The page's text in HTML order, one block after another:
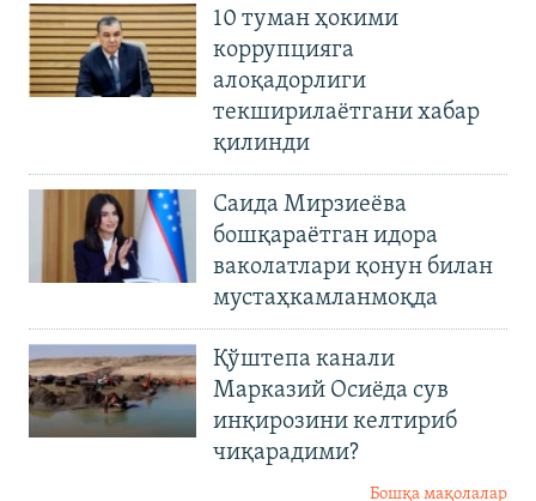
10 туман ҳокими
коррупцияга
алоқадорлиги
текширилаётгани хабар
қилинди
Саида Мирзиеёва
бошқараётган идора
ваколатлари қонун билан
мустаҳкамланмоқда
Қўштепа канали
Марказий Осиёда сув
инқирозини келтириб
чиқарадими?
Бошқа мақолалар